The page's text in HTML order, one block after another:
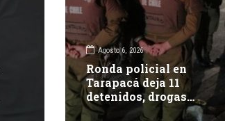
Agosto 6, 2026
Ronda policial en
Tarapacá deja 11
detenidos, drogas
incautadas y más de